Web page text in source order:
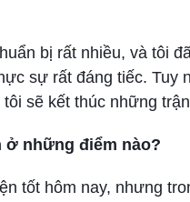
bị rất nhiều, và tôi
sự rất đáng tiếc. Tuy
sẽ kết thúc những
​​ở những điểm nào?
tốt hôm nay, nhưng